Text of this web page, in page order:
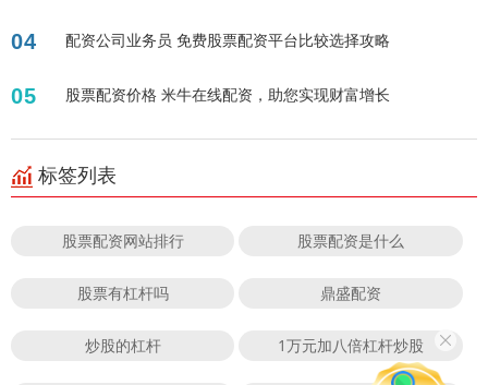
04 配资公司业务员 免费股票配资平台比较选择攻略
05 股票配资价格 米牛在线配资，助您实现财富增长
标签列表
股票配资网站排行 股票配资是什么
股票有杠杆吗 鼎盛配资
炒股的杠杆 1万元加八倍杠杆炒股